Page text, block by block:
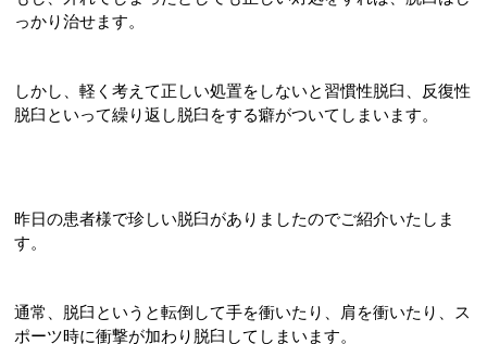
っかり治せます。
しかし、軽く考えて正しい処置をしないと習慣性脱臼、反復性
脱臼といって繰り返し脱臼をする癖がついてしまいます。
昨日の患者様で珍しい脱臼がありましたのでご紹介いたしま
す。
通常、脱臼というと転倒して手を衝いたり、肩を衝いたり、ス
ポーツ時に衝撃が加わり脱臼してしまいます。